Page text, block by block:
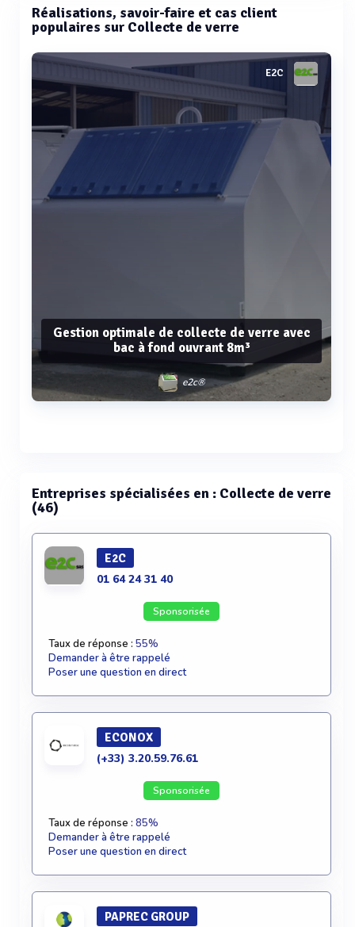
Réalisations, savoir-faire et cas client
populaires sur Collecte de verre
E2C
Gestion optimale de collecte de verre avec
bac à fond ouvrant 8m³
e2c®
Entreprises spécialisées en : Collecte de verre
(46)
E2C
01 64 24 31 40
Sponsorisée
Taux de réponse : 55%
Demander à être rappelé
Poser une question en direct
ECONOX
(+33) 3.20.59.76.61
Sponsorisée
Taux de réponse : 85%
Demander à être rappelé
Poser une question en direct
PAPREC GROUP